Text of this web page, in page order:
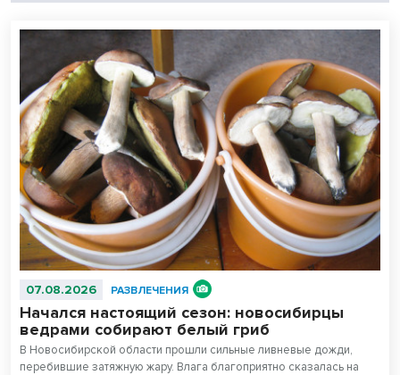
07.08.2026 РАЗВЛЕЧЕНИЯ
Начался настоящий сезон: новосибирцы
ведрами собирают белый гриб
В Новосибирской области прошли сильные ливневые дожди,
перебившие затяжную жару. Влага благоприятно сказалась на